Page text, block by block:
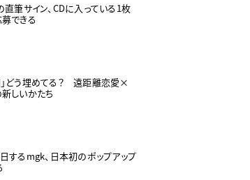
直筆サイン、CDに入っている1枚
できる
」どう埋めてる？ 遠距離恋愛×
しいかたち
するmgk、日本初のポップアップ